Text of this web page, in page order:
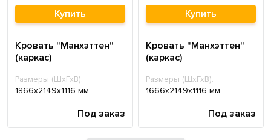
Купить
Кровать "Манхэттен"
(каркас)
Размеры (ШхГхВ):
1866х2149х1116 мм
Под заказ
Купить
Кровать "Манхэттен"
(каркас)
Размеры (ШхГхВ):
1666х2149х1116 мм
Под заказ